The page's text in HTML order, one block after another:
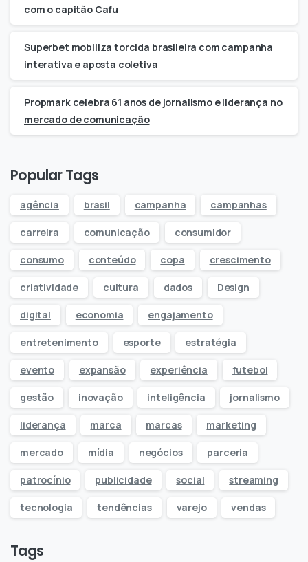
com o capitão Cafu
Superbet mobiliza torcida brasileira com campanha
interativa e aposta coletiva
Propmark celebra 61 anos de jornalismo e liderança no
mercado de comunicação
Popular Tags
agência brasil campanha campanhas
carreira comunicação consumidor
consumo conteúdo copa crescimento
criatividade cultura dados Design
digital economia engajamento
entretenimento esporte estratégia
evento expansão experiência futebol
gestão inovação inteligência jornalismo
liderança marca marcas marketing
mercado mídia negócios parceria
patrocínio publicidade social streaming
tecnologia tendências varejo vendas
Tags